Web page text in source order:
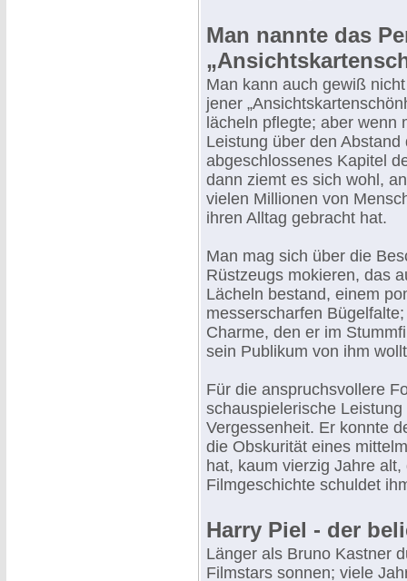
Man nannte das
Man kann auch gewiß
jener
lächeln pflegte; aber wenn
Leistung über den
abgeschlossenes Kapitel
dann ziemt es sich wohl,
vielen Millionen von
ihren Alltag gebracht hat.
Man mag sich über die
Rüstzeugs mokieren, das
Lächeln bestand, einem
messerscharfen
Charme, den er im
sein Publikum von ihm
Für die anspruchsvollere
schauspielerische
Vergessenheit. Er konnte
die Obskurität eines
hat, kaum vierzig Jahre
Filmgeschichte schuldet
Harry Piel - der
Länger als Bruno Kastner
Filmstars sonnen; viele